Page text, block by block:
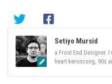
Setiyo Mursid
a Front End Designer. I
heart keroncong, 90s